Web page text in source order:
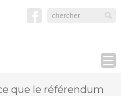
que le référendum